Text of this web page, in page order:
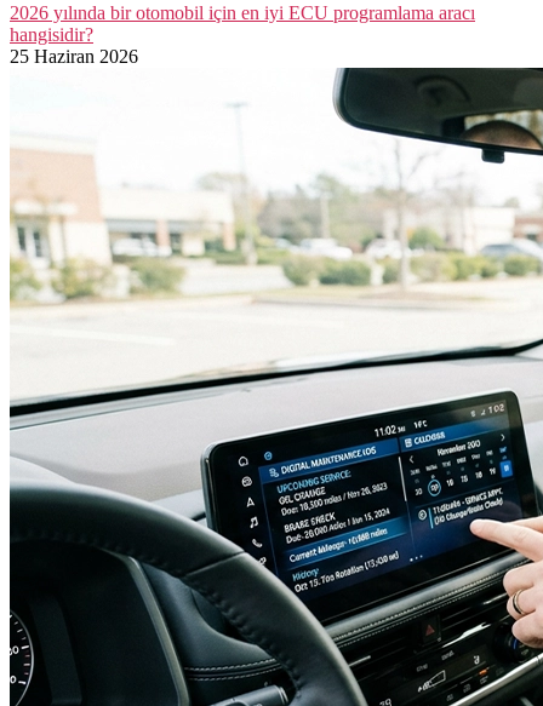
2026 yılında bir otomobil için en iyi ECU programlama aracı
hangisidir?
25 Haziran 2026